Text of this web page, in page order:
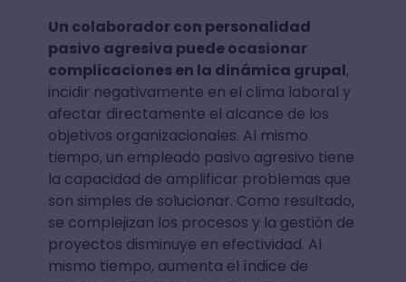
Un colaborador con personalidad
pasivo agresiva puede ocasionar
complicaciones en la dinámica grupal,
incidir negativamente en el clima laboral y
afectar directamente el alcance de los
objetivos organizacionales. Al mismo
tiempo, un empleado pasivo agresivo tiene
la capacidad de amplificar problemas que
son simples de solucionar. Como resultado,
se complejizan los procesos y la gestión de
proyectos disminuye en efectividad. Al
mismo tiempo, aumenta el índice de